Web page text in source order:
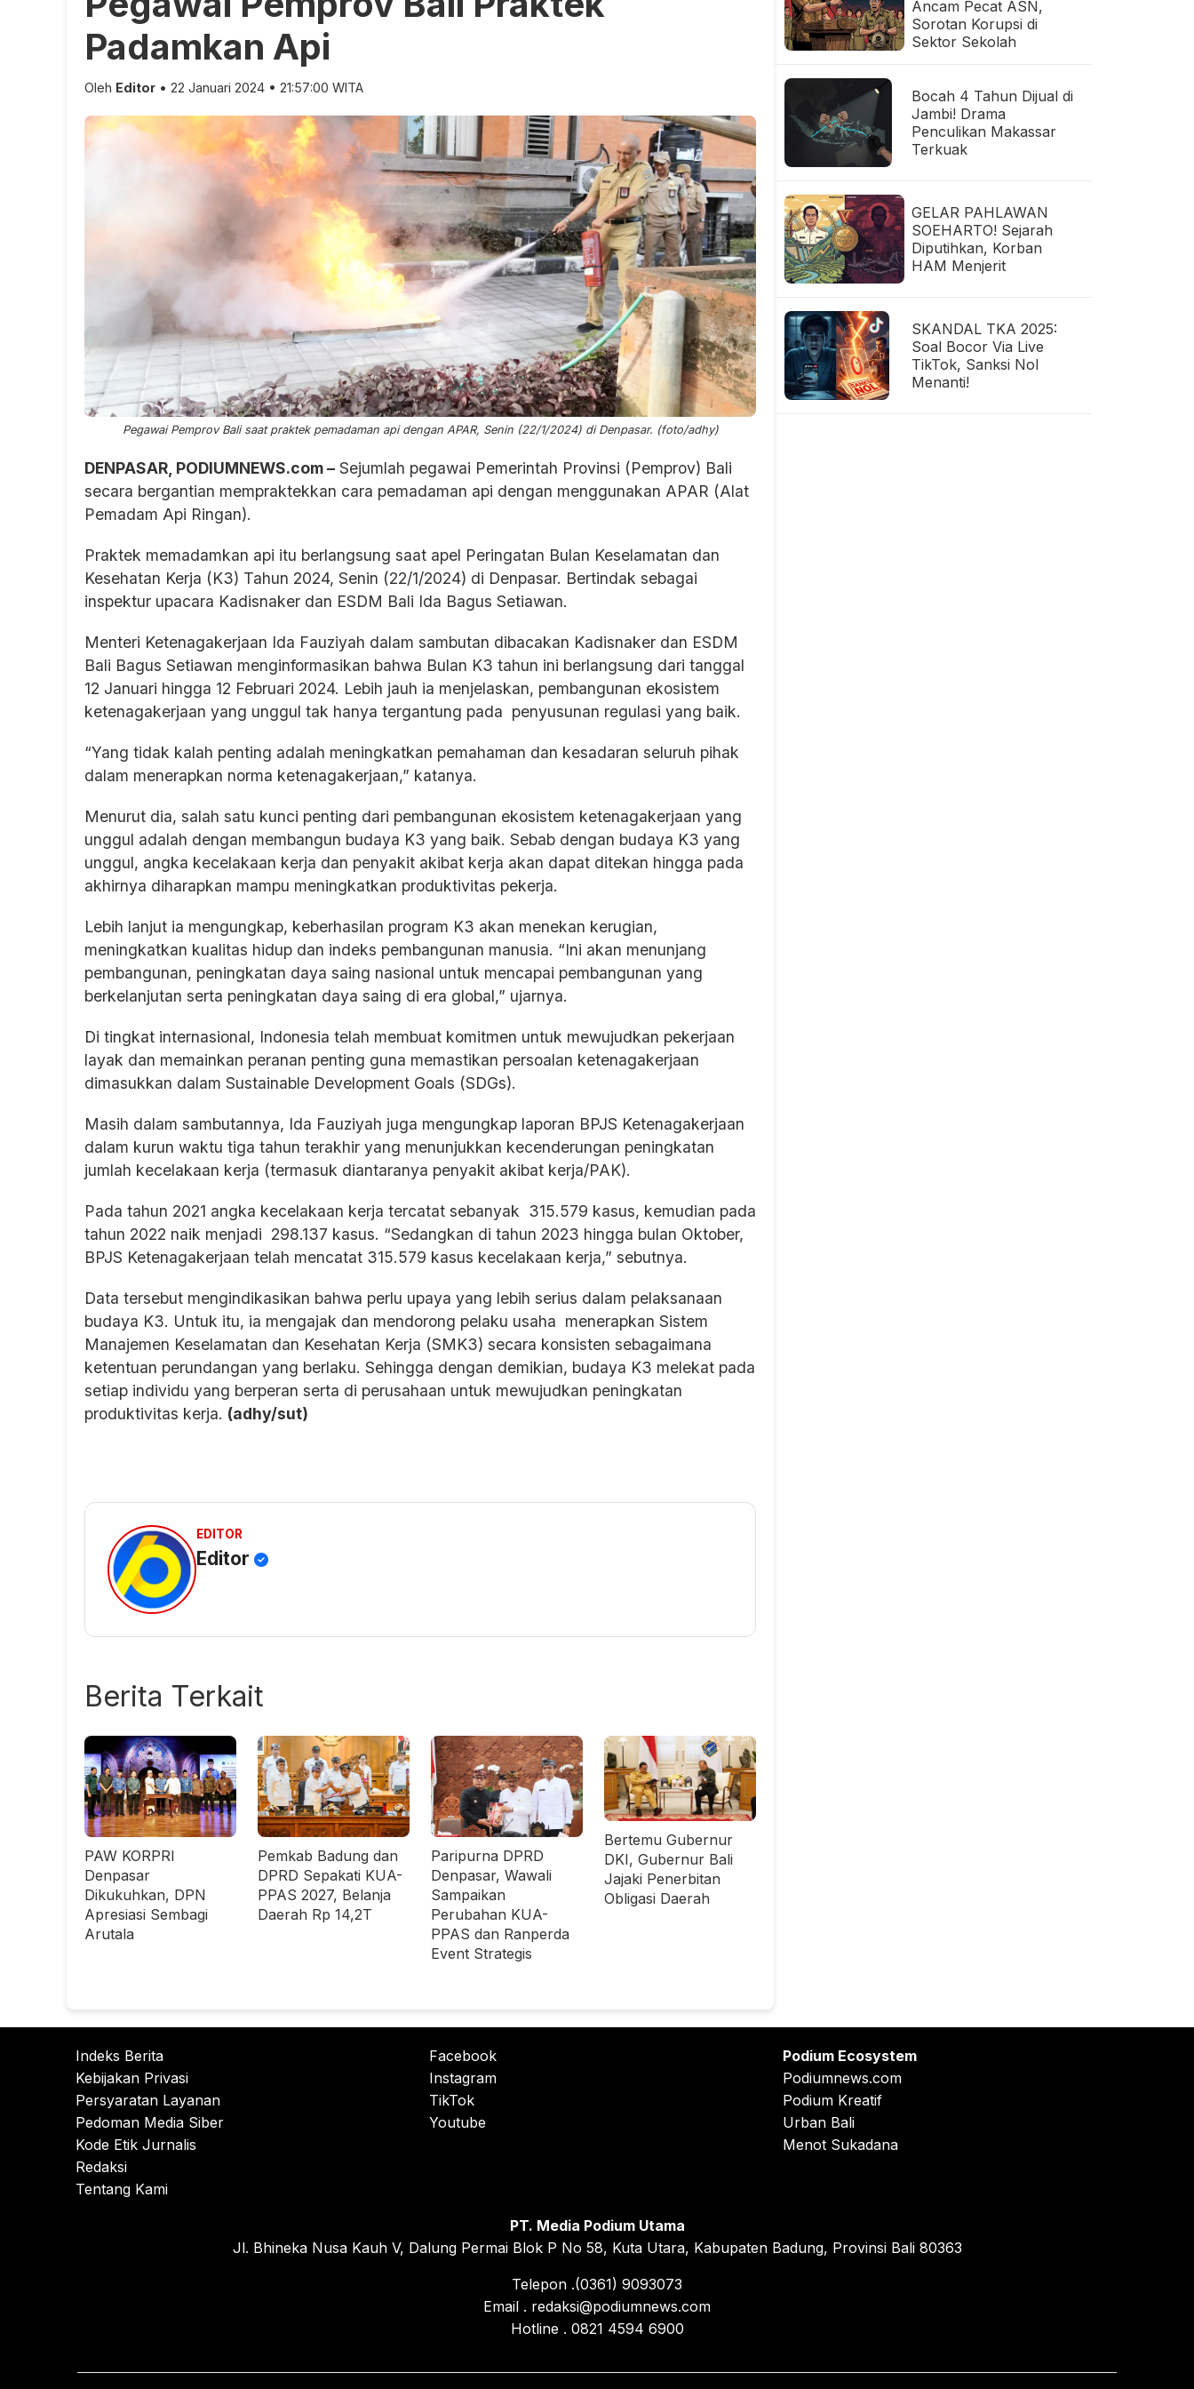
Padamkan Api
Oleh Editor • 22 Januari 2024 • 21:57:00 WITA
Pegawai Pemprov Bali saat praktek pemadaman api dengan APAR, Senin (22/1/2024) di Denpasar. (foto/adhy)
DENPASAR, PODIUMNEWS.com – Sejumlah pegawai Pemerintah Provinsi (Pemprov) Bali
secara bergantian mempraktekkan cara pemadaman api dengan menggunakan APAR (Alat
Pemadam Api Ringan).
Praktek memadamkan api itu berlangsung saat apel Peringatan Bulan Keselamatan dan
Kesehatan Kerja (K3) Tahun 2024, Senin (22/1/2024) di Denpasar. Bertindak sebagai
inspektur upacara Kadisnaker dan ESDM Bali Ida Bagus Setiawan.
Menteri Ketenagakerjaan Ida Fauziyah dalam sambutan dibacakan Kadisnaker dan ESDM
Bali Bagus Setiawan menginformasikan bahwa Bulan K3 tahun ini berlangsung dari tanggal
12 Januari hingga 12 Februari 2024. Lebih jauh ia menjelaskan, pembangunan ekosistem
ketenagakerjaan yang unggul tak hanya tergantung pada penyusunan regulasi yang baik.
“Yang tidak kalah penting adalah meningkatkan pemahaman dan kesadaran seluruh pihak
dalam menerapkan norma ketenagakerjaan,” katanya.
Menurut dia, salah satu kunci penting dari pembangunan ekosistem ketenagakerjaan yang
unggul adalah dengan membangun budaya K3 yang baik. Sebab dengan budaya K3 yang
unggul, angka kecelakaan kerja dan penyakit akibat kerja akan dapat ditekan hingga pada
akhirnya diharapkan mampu meningkatkan produktivitas pekerja.
Lebih lanjut ia mengungkap, keberhasilan program K3 akan menekan kerugian,
meningkatkan kualitas hidup dan indeks pembangunan manusia. “Ini akan menunjang
pembangunan, peningkatan daya saing nasional untuk mencapai pembangunan yang
berkelanjutan serta peningkatan daya saing di era global,” ujarnya.
Di tingkat internasional, Indonesia telah membuat komitmen untuk mewujudkan pekerjaan
layak dan memainkan peranan penting guna memastikan persoalan ketenagakerjaan
dimasukkan dalam Sustainable Development Goals (SDGs).
Masih dalam sambutannya, Ida Fauziyah juga mengungkap laporan BPJS Ketenagakerjaan
dalam kurun waktu tiga tahun terakhir yang menunjukkan kecenderungan peningkatan
jumlah kecelakaan kerja (termasuk diantaranya penyakit akibat kerja/PAK).
Pada tahun 2021 angka kecelakaan kerja tercatat sebanyak 315.579 kasus, kemudian pada
tahun 2022 naik menjadi 298.137 kasus. “Sedangkan di tahun 2023 hingga bulan Oktober,
BPJS Ketenagakerjaan telah mencatat 315.579 kasus kecelakaan kerja,” sebutnya.
Data tersebut mengindikasikan bahwa perlu upaya yang lebih serius dalam pelaksanaan
budaya K3. Untuk itu, ia mengajak dan mendorong pelaku usaha menerapkan Sistem
Manajemen Keselamatan dan Kesehatan Kerja (SMK3) secara konsisten sebagaimana
ketentuan perundangan yang berlaku. Sehingga dengan demikian, budaya K3 melekat pada
setiap individu yang berperan serta di perusahaan untuk mewujudkan peningkatan
produktivitas kerja. (adhy/sut)
EDITOR
Editor
Berita Terkait
PAW KORPRI
Denpasar
Dikukuhkan, DPN
Apresiasi Sembagi
Arutala
Pemkab Badung dan
DPRD Sepakati KUA-
PPAS 2027, Belanja
Daerah Rp 14,2T
Paripurna DPRD
Denpasar, Wawali
Sampaikan
Perubahan KUA-
PPAS dan Ranperda
Event Strategis
Bertemu Gubernur
DKI, Gubernur Bali
Jajaki Penerbitan
Obligasi Daerah
Ancam Pecat ASN,
Sorotan Korupsi di
Sektor Sekolah
Bocah 4 Tahun Dijual di
Jambi! Drama
Penculikan Makassar
Terkuak
GELAR PAHLAWAN
SOEHARTO! Sejarah
Diputihkan, Korban
HAM Menjerit
SKANDAL TKA 2025:
Soal Bocor Via Live
TikTok, Sanksi Nol
Menanti!
Indeks Berita
Kebijakan Privasi
Persyaratan Layanan
Pedoman Media Siber
Kode Etik Jurnalis
Redaksi
Tentang Kami
Facebook
Instagram
TikTok
Youtube
Podium Ecosystem
Podiumnews.com
Podium Kreatif
Urban Bali
Menot Sukadana
PT. Media Podium Utama
Jl. Bhineka Nusa Kauh V, Dalung Permai Blok P No 58, Kuta Utara, Kabupaten Badung, Provinsi Bali 80363
Telepon .(0361) 9093073
Email . redaksi@podiumnews.com
Hotline . 0821 4594 6900